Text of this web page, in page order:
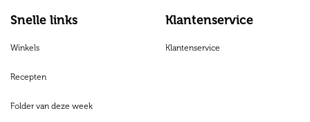
Snelle links
Winkels
Recepten
Folder van deze week
Klantenservice
Klantenservice